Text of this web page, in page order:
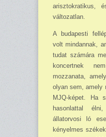
arisztokratikus,
változatlan.
A budapesti
volt mindannak,
tudat számára
koncertnek
mozzanata,
olyan sem, amely
MJQ-képet. Ha
hasonlattal
állatorvosi ló
kényelmes